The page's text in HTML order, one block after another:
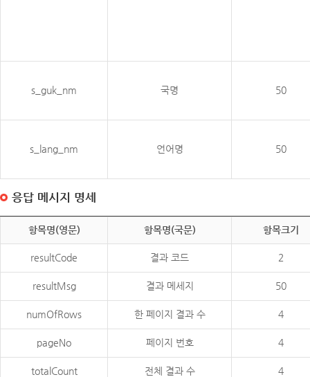
s_guk_nm 국명 50
s_lang_nm 언어명 50
응답 메시지 명세
항목명(영문) 항목명(국문) 항목크기
resultCode 결과 코드 2
resultMsg 결과 메세지 50
numOfRows 한 페이지 결과 수 4
pageNo 페이지 번호 4
totalCount 전체 결과 수 4